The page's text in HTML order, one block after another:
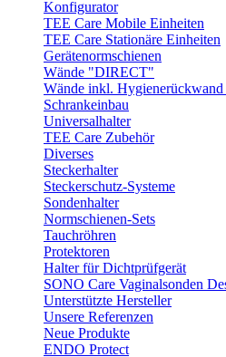
Konfigurator
TEE Care Mobile Einheiten
TEE Care Stationäre Einheiten
Gerätenormschienen
Wände "DIRECT"
Wände inkl.
Schrankeinbau
Universalhalter
TEE Care Zubehör
Diverses
Steckerhalter
Steckerschutz-Systeme
Sondenhalter
Normschienen-Sets
Tauchröhren
Protektoren
Halter für Dichtprüfgerät
SONO Care Vaginalsonden
Unterstützte Hersteller
Unsere Referenzen
Neue Produkte
ENDO Protect